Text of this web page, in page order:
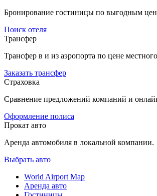
Бронирование гостиницы по выгодным
Поиск отеля
Трансфер
Трансфер в и из аэропорта по цене
Заказать трансфер
Страховка
Сравнение предложений компаний и
Оформление полиса
Прокат авто
Аренда автомобиля в локальной компании.
Выбрать авто
World Airport Map
Аренда авто